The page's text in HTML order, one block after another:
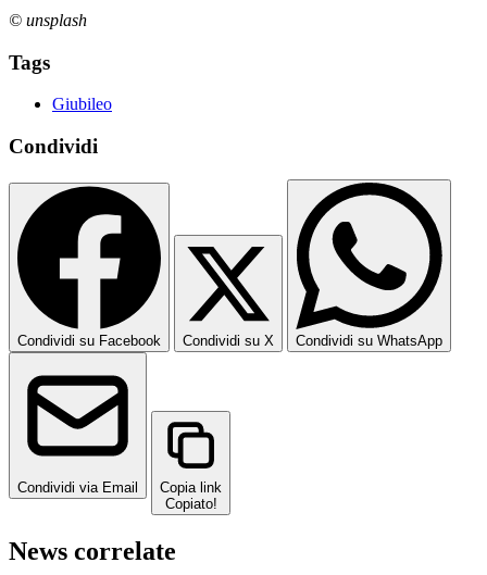
© unsplash
Tags
Giubileo
Condividi
Condividi su Facebook Condividi su X Condividi su WhatsApp
Condividi via Email
Copia link
Copiato!
News correlate